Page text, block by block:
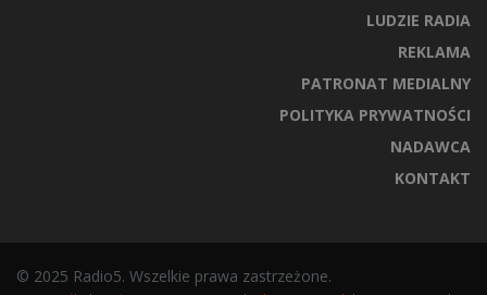
LUDZIE RADIA
REKLAMA
PATRONAT MEDIALNY
POLITYKA PRYWATNOŚCI
NADAWCA
KONTAKT
© 2025 Radio5. Wszelkie prawa zastrzeżone.